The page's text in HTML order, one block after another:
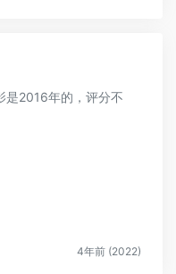
是2016年的，评分不
4年前 (2022)